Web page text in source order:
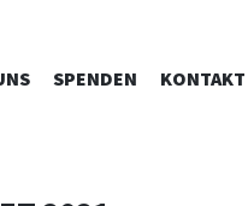
SPENDEN KONTAKT